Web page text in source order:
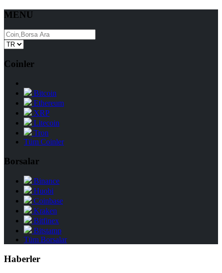
MENU
Coinler
Bitcoin
Ethereum
XRP
Litecoin
Tron
Tüm Coinler
Borsalar
Binance
Huobi
Coinbase
Kraken
Bitfinex
Bitstamp
Tüm Borsalar
Haberler